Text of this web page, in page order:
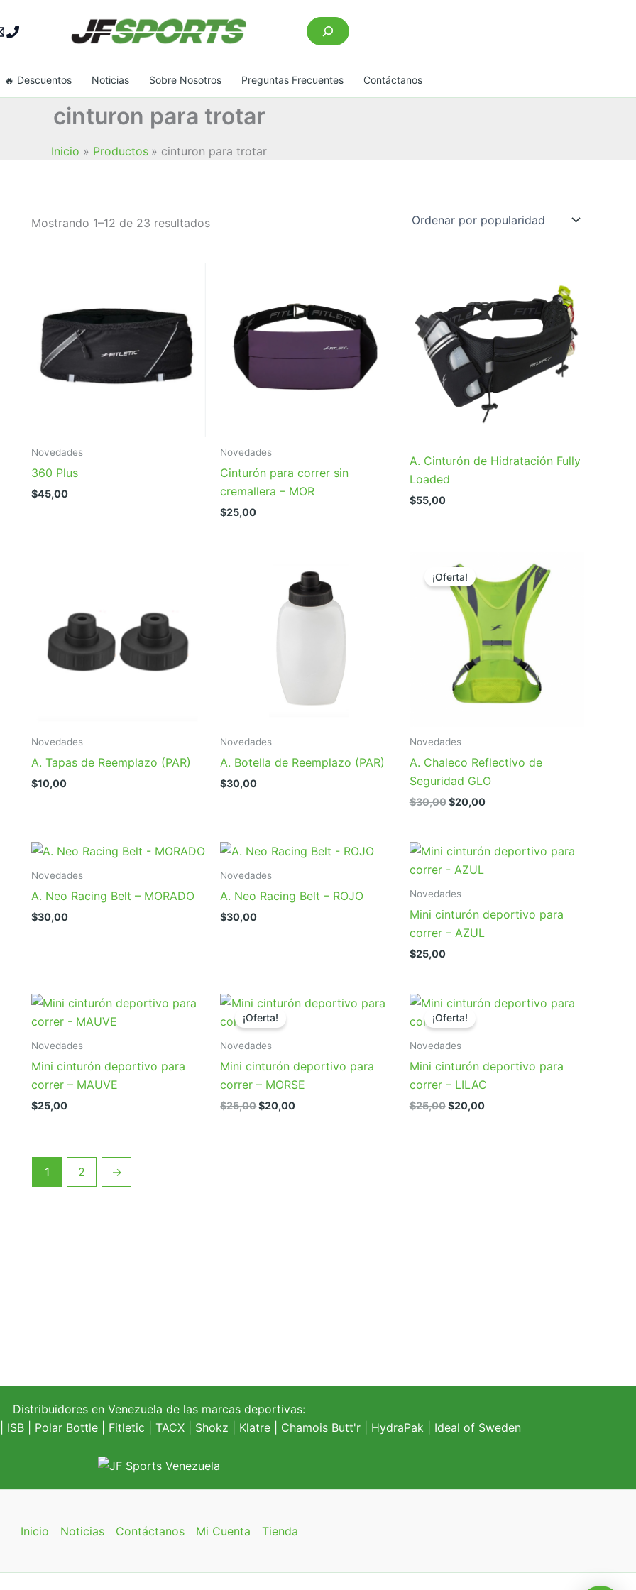
Buscar
🔥 Descuentos Noticias Sobre Nosotros Preguntas Frecuentes Contáctanos
cinturon para trotar
Inicio Productos cinturon para trotar
Mostrando 1–12 de 23 resultadosOrdenado
Novedades
360 Plus
$45,00
Novedades
Cinturón para correr sin
cremallera – MOR
$25,00
A. Cinturón de Hidratación Fully
Loaded
$55,00
Novedades
A. Tapas de Reemplazo (PAR)
$10,00
Novedades
A. Botella de Reemplazo (PAR)
$30,00
¡Oferta!
Novedades
A. Chaleco Reflectivo de
Seguridad GLO
$30,00El
$30,00.
$20,00El
$20,00.
Novedades
A. Neo Racing Belt – MORADO
$30,00
Novedades
A. Neo Racing Belt – ROJO
$30,00
Novedades
Mini cinturón deportivo para
correr – AZUL
$25,00
Novedades
Mini cinturón deportivo para
correr – MAUVE
$25,00
¡Oferta!
Novedades
Mini cinturón deportivo para
correr – MORSE
$25,00El
$20,00El
¡Oferta!
Novedades
Mini cinturón deportivo para
correr – LILAC
$25,00El
$20,00El
1 2 →
Distribuidores en Venezuela de las marcas deportivas:
| ISB | Polar Bottle| Fitletic TACX| Shokz Klatre| Chamois Butt'r| HydraPak| Ideal of Sweden
Inicio Noticias Contáctanos Mi Cuenta Tienda